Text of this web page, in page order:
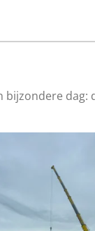
bijzondere